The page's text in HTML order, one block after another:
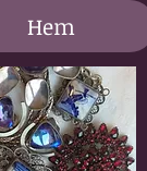
Hem